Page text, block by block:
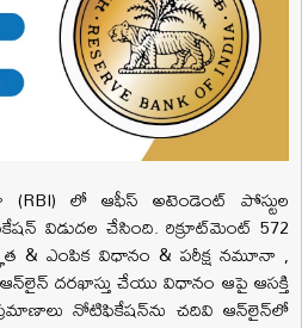
లో ఆఫీస్ అటెండెంట్ పోస్టుల
విడుదల చేసింది. రిక్రూట్‌మెంట్ 572
& ఎంపిక విధానం & పరీక్ష నమూనా ,
దరఖాస్తు చేయు విధానం ఆపై ఆసక్తి
ప్రమాణాలు నోటిఫికేషన్‌ను చదివి ఆన్‌లైన్‌లో